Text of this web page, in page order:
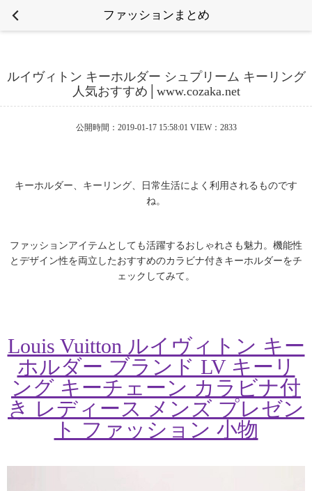
ファッションまとめ
ルイヴィトン キーホルダー シュプリーム キーリング
人気おすすめ│www.cozaka.net
公開時間：2019-01-17 15:58:01 VIEW：2833
キーホルダー、キーリング、日常生活によく利用されるものです
ね。
ファッションアイテムとしても活躍するおしゃれさも魅力。機能性
とデザイン性を両立したおすすめのカラビナ付きキーホルダーをチ
ェックしてみて。
Louis Vuitton ルイヴィトン キー
ホルダー ブランド LV キーリ
ング キーチェーン カラビナ付
き レディース メンズ プレゼン
ト ファッション 小物